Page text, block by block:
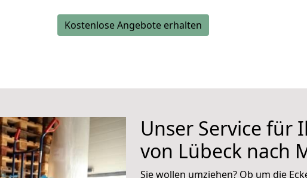
Kostenlose Angebote erhalten
Unser Service für
von Lübeck nach
Sie wollen umziehen? Ob um die